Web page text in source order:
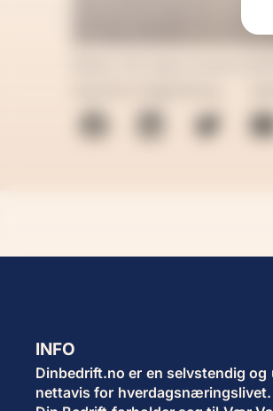
INFO
Dinbedrift.no er en selvstendig og
nettavis for hverdagsnæringslivet.